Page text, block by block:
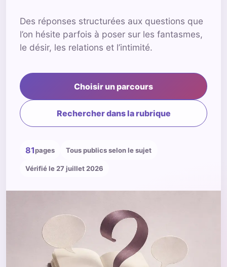
Des réponses structurées aux questions que
l’on hésite parfois à poser sur les fantasmes,
le désir, les relations et l’intimité.
Choisir un parcours
Rechercher dans la rubrique
81pages Tous publics selon le sujet
Vérifié le 27 juillet 2026